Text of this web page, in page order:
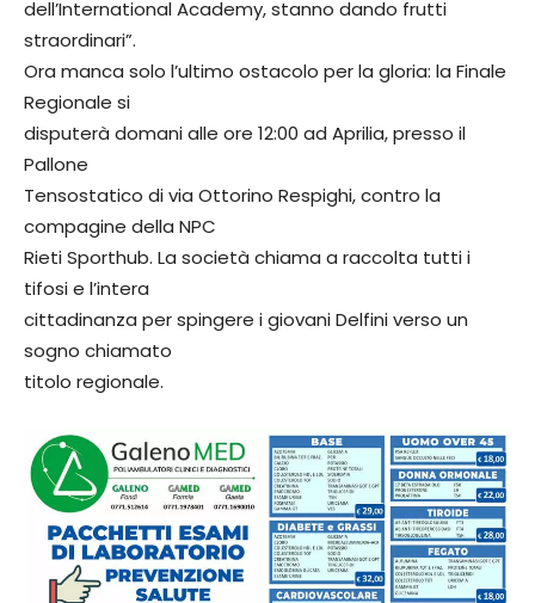
dell’International Academy, stanno dando frutti
straordinari”.
Ora manca solo l’ultimo ostacolo per la gloria: la Finale
Regionale si
disputerà domani alle ore 12:00 ad Aprilia, presso il
Pallone
Tensostatico di via Ottorino Respighi, contro la
compagine della NPC
Rieti Sporthub. La società chiama a raccolta tutti i
tifosi e l’intera
cittadinanza per spingere i giovani Delfini verso un
sogno chiamato
titolo regionale.